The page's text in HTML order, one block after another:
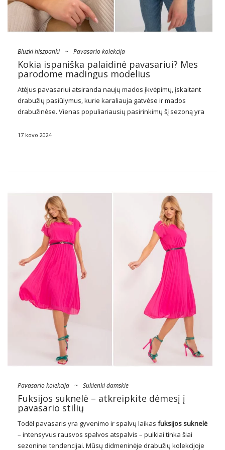
Bluzki hiszpanki ~ Pavasario kolekcija
Kokia ispaniška palaidinė pavasariui? Mes
parodome madingus modelius
Atėjus pavasariui atsiranda naujų mados įkvėpimų, įskaitant
drabužių pasiūlymus, kurie karaliauja gatvėse ir mados
drabužinėse. Vienas populiariausių pasirinkimų šį sezoną yra
žavesį. Didžiuojamės galėdami pristatyti savo pavasario
17 kovo 2024
Pavasario kolekcija ~ Sukienki damskie
Fuksijos suknelė – atkreipkite dėmesį į
pavasario stilių
Todėl pavasaris yra gyvenimo ir spalvų laikas fuksijos suknelė
– intensyvus rausvos spalvos atspalvis – puikiai tinka šiai
sezoninei tendencijai. Mūsų didmeninėje drabužių kolekcijoje